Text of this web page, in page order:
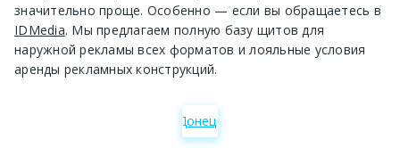
значительно проще. Особенно — если вы обращаетесь в
IDMedia. Мы предлагаем полную базу щитов для
наружной рекламы всех форматов и лояльные условия
аренды рекламных конструкций.
Донецк